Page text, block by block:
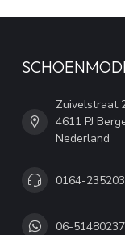
Zuivelstraat
4611 PJ
Nederland
0164-235203
06-51480237